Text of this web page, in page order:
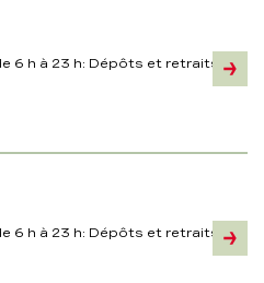
6 h à 23 h: Dépôts et retraits
6 h à 23 h: Dépôts et retraits